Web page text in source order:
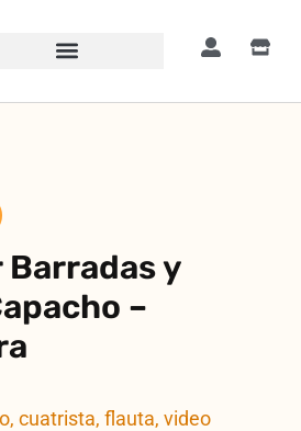
Barradas y
–
,cuatrista,flauta,video